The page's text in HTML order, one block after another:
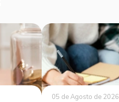
05 de Agosto de 2026